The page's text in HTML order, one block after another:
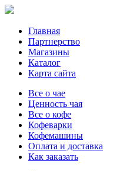
Главная
Партнерство
Магазины
Каталог
Карта сайта
Все о чае
Ценность чая
Все о кофе
Кофеварки
Кофемашины
Оплата и доставка
Как заказать